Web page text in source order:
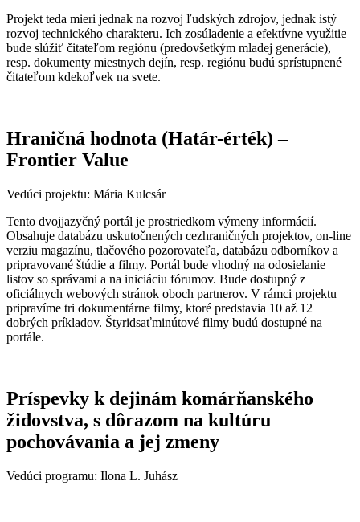
Projekt teda mieri jednak na rozvoj ľudských zdrojov, jednak istý
rozvoj technického charakteru. Ich zosúladenie a efektívne využitie
bude slúžiť čitateľom regiónu (predovšetkým mladej generácie),
resp. dokumenty miestnych dejín, resp. regiónu budú sprístupnené
čitateľom kdekoľvek na svete.
Hraničná hodnota (Határ-érték) –
Frontier Value
Vedúci projektu: Mária Kulcsár
Tento dvojjazyčný portál je prostriedkom výmeny informácií.
Obsahuje databázu uskutočnených cezhraničných projektov, on-line
verziu magazínu, tlačového pozorovateľa, databázu odborníkov a
pripravované štúdie a filmy. Portál bude vhodný na odosielanie
listov so správami a na iniciáciu fórumov. Bude dostupný z
oficiálnych webových stránok oboch partnerov. V rámci projektu
pripravíme tri dokumentárne filmy, ktoré predstavia 10 až 12
dobrých príkladov. Štyridsaťminútové filmy budú dostupné na
portále.
Príspevky k dejinám komárňanského
židovstva, s dôrazom na kultúru
pochovávania a jej zmeny
Vedúci programu: Ilona L. Juhász